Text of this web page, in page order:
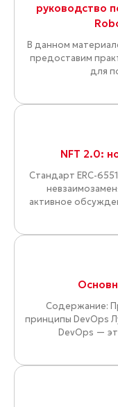
руководство
В данном
предоставим
для
NFT 2.0:
Стандарт ERC-
активное
Содержание:
принципы DevOps
DevOps —